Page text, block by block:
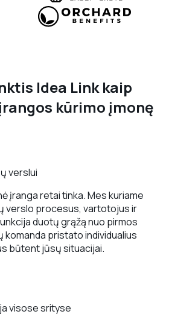
Idea Link kaip
kūrimo įmonę
verslui
įranga retai tinka. Mes kuriame
verslo procesus, vartotojus ir
duotų grąžą nuo pirmos
komanda pristato individualius
būtent jūsų situacijai.
visose srityse